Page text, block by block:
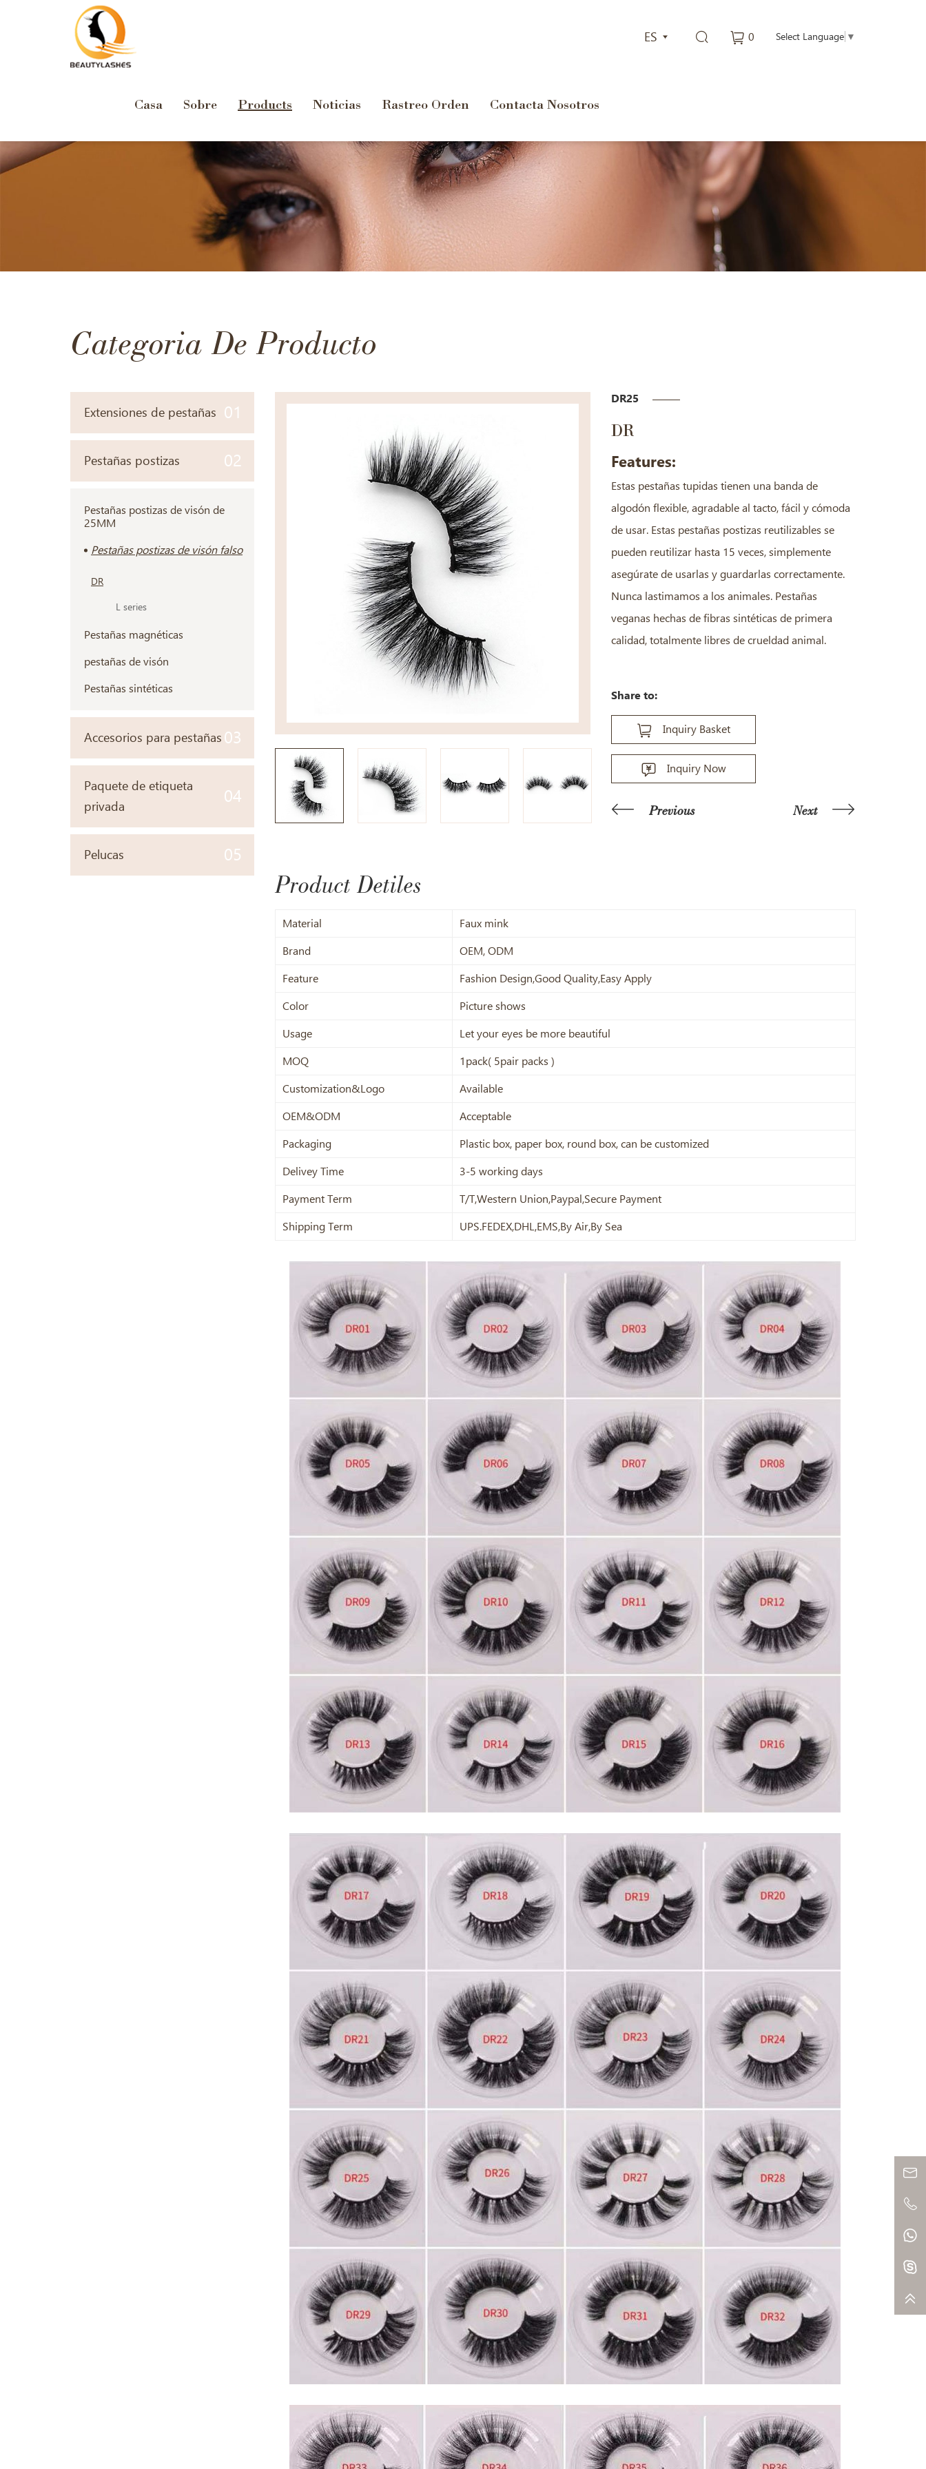
Select Language ▼
0
ES
Casa Sobre Products Noticias Rastreo Orden Contacta Nosotros
Categoria De Producto
Extensiones de pestañas 01
Pestañas postizas 02
Pestañas postizas de visón de
25MM
Pestañas postizas de visón falso
DR
L series
Pestañas magnéticas
pestañas de visón
Pestañas sintéticas
Accesorios para pestañas 03
Paquete de etiqueta
privada
04
Pelucas 05
DR25
DR
Features:
Estas pestañas tupidas tienen una banda de
algodón flexible, agradable al tacto, fácil y cómoda
de usar. Estas pestañas postizas reutilizables se
pueden reutilizar hasta 15 veces, simplemente
asegúrate de usarlas y guardarlas correctamente.
Nunca lastimamos a los animales. Pestañas
veganas hechas de fibras sintéticas de primera
calidad, totalmente libres de crueldad animal.
Share to:
Inquiry Basket
Inquiry Now
Previous Next
Product Detiles
Material Faux mink
Brand OEM, ODM
Feature Fashion Design,Good Quality,Easy Apply
Color Picture shows
Usage Let your eyes be more beautiful
MOQ 1pack( 5pair packs )
Customization&Logo Available
OEM&ODM Acceptable
Packaging Plastic box, paper box, round box, can be customized
Delivey Time 3-5 working days
Payment Term T/T,Western Union,Paypal,Secure Payment
Shipping Term UPS.FEDEX,DHL,EMS,By Air,By Sea